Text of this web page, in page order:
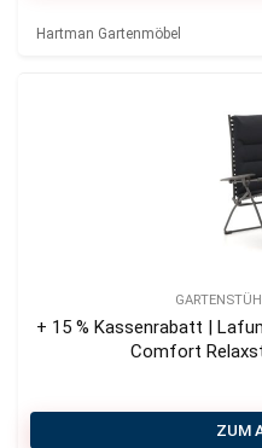
Hartman Gartenmöbel
+ 15 % Kassenrabatt |
Comfort
ZUM